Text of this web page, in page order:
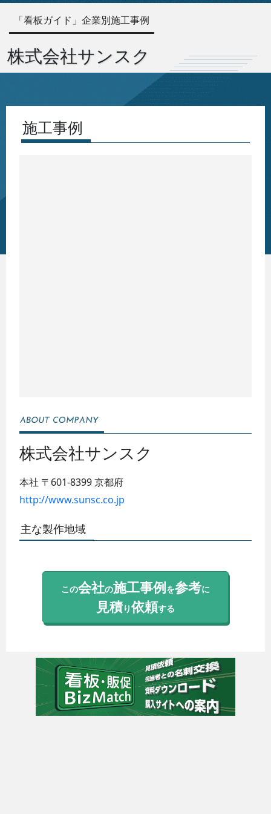
株式会社サンスク
「看板ガイド」企業別施工事例
施工事例
株式会社サンスク
本社 〒601-8399京都府
http://www.sunsc.co.jp
主な製作地域
この会社の施工事例を参考に
見積り依頼する